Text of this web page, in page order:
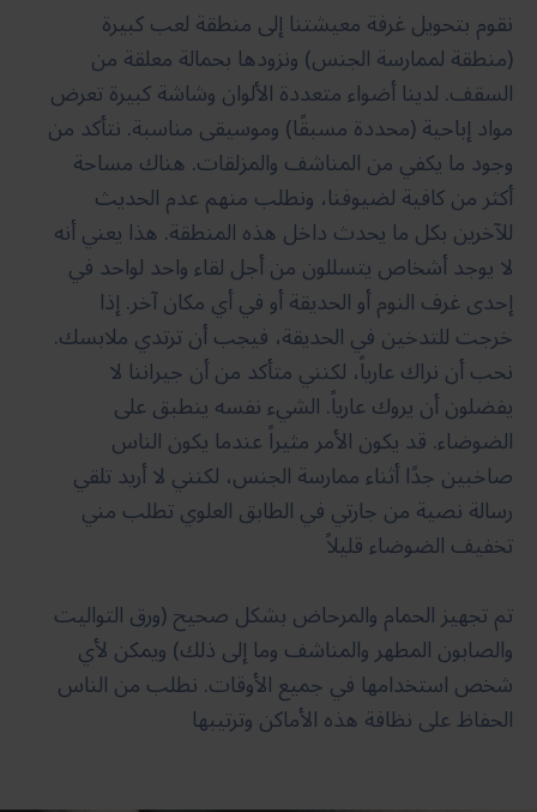
نقوم بتحويل غرفة معيشتنا إلى منطقة لعب كبيرة
(منطقة لممارسة الجنس) ونزودها بحمالة معلقة من
السقف. لدينا أضواء متعددة الألوان وشاشة كبيرة تعرض
مواد إباحية (محددة مسبقًا) وموسيقى مناسبة. نتأكد من
وجود ما يكفي من المناشف والمزلقات. هناك مساحة
أكثر من كافية لضيوفنا، ونطلب منهم عدم الحديث
للآخرين بكل ما يحدث داخل هذه المنطقة. هذا يعني أنه
لا يوجد أشخاص يتسللون من أجل لقاء واحد لواحد في
إحدى غرف النوم أو الحديقة أو في أي مكان آخر. إذا
خرجت للتدخين في الحديقة، فيجب أن ترتدي ملابسك.
نحب أن نراك عارياً، لكنني متأكد من أن جيراننا لا
يفضلون أن يروك عارياً. الشيء نفسه ينطبق على
الضوضاء. قد يكون الأمر مثيراً عندما يكون الناس
صاخبين جدًا أثناء ممارسة الجنس، لكنني لا أريد تلقي
رسالة نصية من جارتي في الطابق العلوي تطلب مني
تخفيف الضوضاء قليلاً
تم تجهيز الحمام والمرحاض بشكل صحيح (ورق التواليت
والصابون المطهر والمناشف وما إلى ذلك) ويمكن لأي
شخص استخدامها في جميع الأوقات. نطلب من الناس
الحفاظ على نظافة هذه الأماكن وترتيبها